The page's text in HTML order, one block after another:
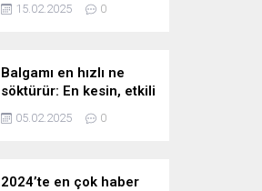
15.02.2025 0
Balgamı en hızlı ne
söktürür: En kesin, etkili
ve çabuk balgam
söktürücü kür!
05.02.2025 0
2024’te en çok haber